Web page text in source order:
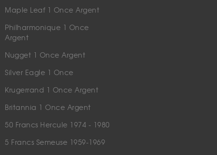
Maple Leaf 1 Once Argent
Philharmonique 1 Once
Argent
Nugget 1 Once Argent
Silver Eagle 1 Once
Krugerrand 1 Once Argent
Britannia 1 Once Argent
50 Francs Hercule 1974 - 1980
5 Francs Semeuse 1959-1969